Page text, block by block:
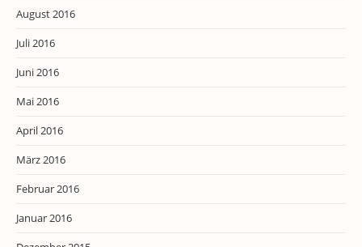
August 2016
Juli 2016
Juni 2016
Mai 2016
April 2016
März 2016
Februar 2016
Januar 2016